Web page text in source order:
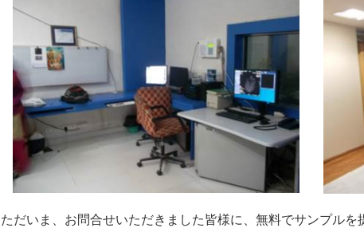
ただいま、お問合せいただきました皆様に、無料でサンプルを